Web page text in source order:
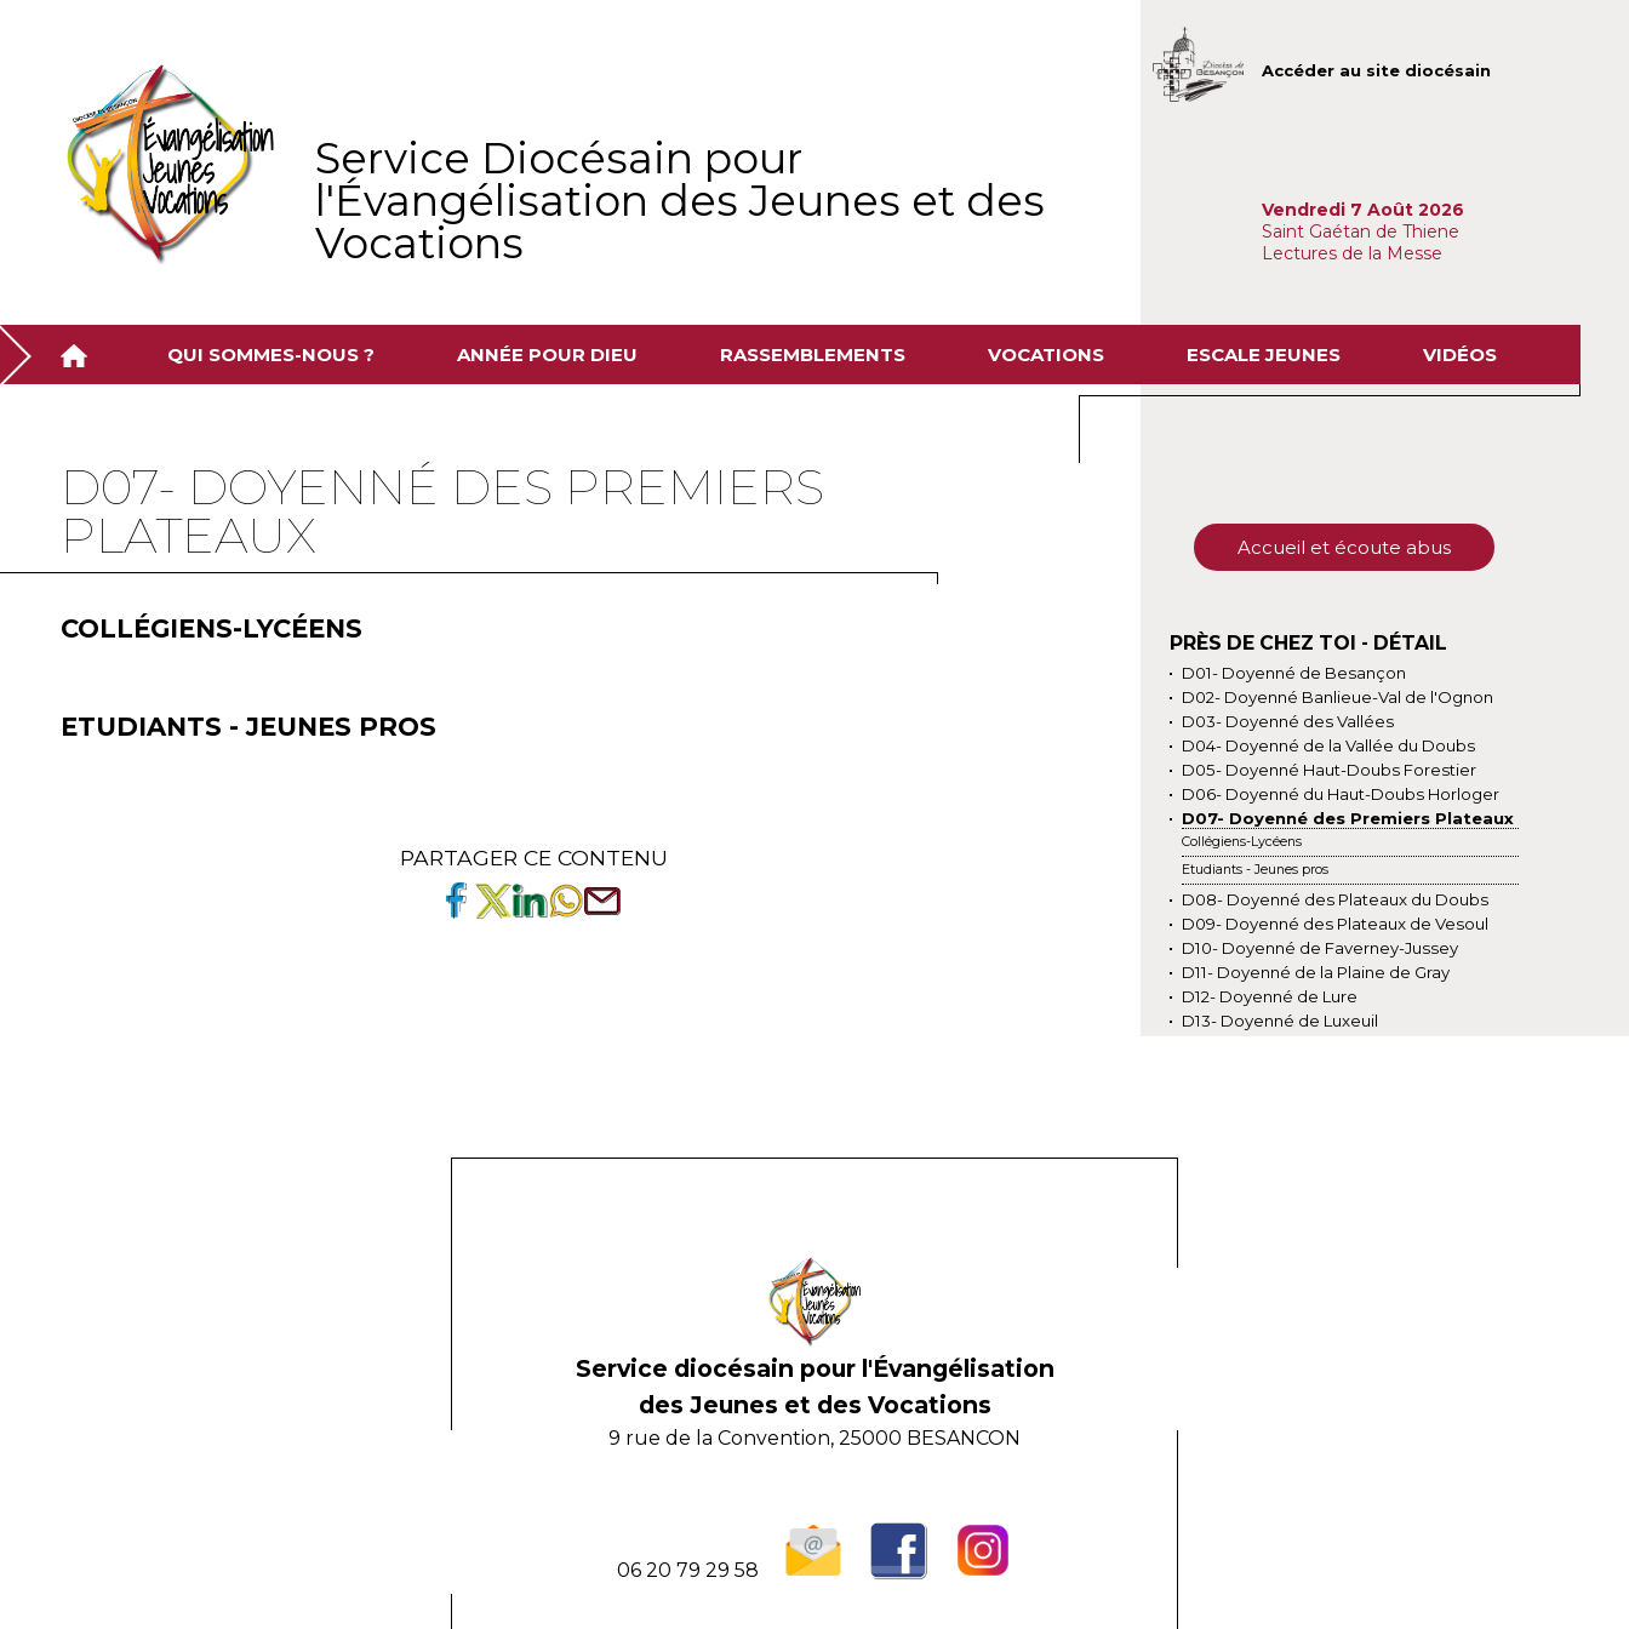
Accéder au site diocésain
Service Diocésain pour
l'Évangélisation des Jeunes et des
Vocations
Vendredi 7 Août 2026
Saint Gaétan de Thiene
Lectures de la Messe
QUI SOMMES-NOUS ? ANNÉE POUR DIEU RASSEMBLEMENTS VOCATIONS ESCALE JEUNES VIDÉOS
D07- DOYENNÉ DES PREMIERS
PLATEAUX
COLLÉGIENS-LYCÉENS
ETUDIANTS - JEUNES PROS
PARTAGER CE CONTENU
Accueil et écoute abus
PRÈS DE CHEZ TOI - DÉTAIL
D01- Doyenné de Besançon
D02- Doyenné Banlieue-Val de l'Ognon
D03- Doyenné des Vallées
D04- Doyenné de la Vallée du Doubs
D05- Doyenné Haut-Doubs Forestier
D06- Doyenné du Haut-Doubs Horloger
D07- Doyenné des Premiers Plateaux
Collégiens-Lycéens
Etudiants - Jeunes pros
D08- Doyenné des Plateaux du Doubs
D09- Doyenné des Plateaux de Vesoul
D10- Doyenné de Faverney-Jussey
D11- Doyenné de la Plaine de Gray
D12- Doyenné de Lure
D13- Doyenné de Luxeuil
Service diocésain pour l'Évangélisation
des Jeunes et des Vocations
9 rue de la Convention, 25000 BESANCON
06 20 79 29 58